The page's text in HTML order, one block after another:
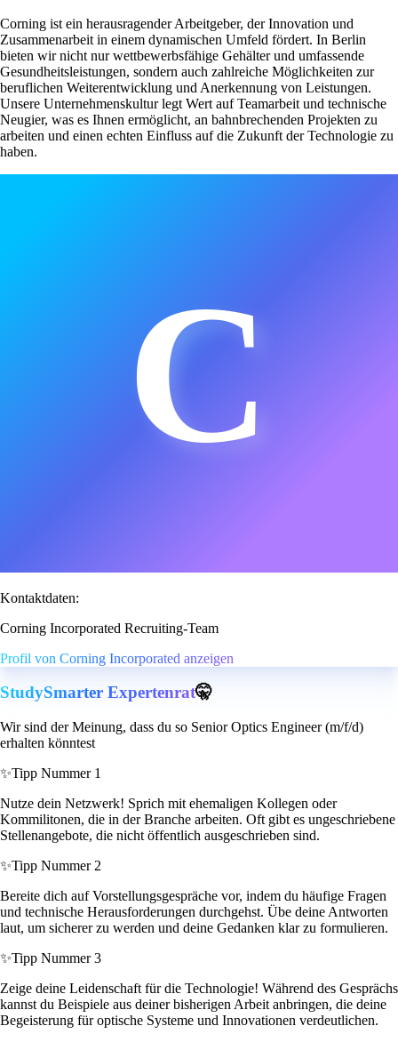
Corning ist ein herausragender Arbeitgeber, der Innovation und
Zusammenarbeit in einem dynamischen Umfeld fördert. In Berlin
bieten wir nicht nur wettbewerbsfähige Gehälter und umfassende
Gesundheitsleistungen, sondern auch zahlreiche Möglichkeiten zur
beruflichen Weiterentwicklung und Anerkennung von Leistungen.
Unsere Unternehmenskultur legt Wert auf Teamarbeit und technische
Neugier, was es Ihnen ermöglicht, an bahnbrechenden Projekten zu
arbeiten und einen echten Einfluss auf die Zukunft der Technologie zu
haben.
C
Kontaktdaten:
Corning Incorporated Recruiting-Team
Profil von Corning Incorporated anzeigen
StudySmarter Expertenrat🤫
Wir sind der Meinung, dass du so Senior Optics Engineer (m/f/d)
erhalten könntest
✨Tipp Nummer 1
Nutze dein Netzwerk! Sprich mit ehemaligen Kollegen oder
Kommilitonen, die in der Branche arbeiten. Oft gibt es ungeschriebene
Stellenangebote, die nicht öffentlich ausgeschrieben sind.
✨Tipp Nummer 2
Bereite dich auf Vorstellungsgespräche vor, indem du häufige Fragen
und technische Herausforderungen durchgehst. Übe deine Antworten
laut, um sicherer zu werden und deine Gedanken klar zu formulieren.
✨Tipp Nummer 3
Zeige deine Leidenschaft für die Technologie! Während des Gesprächs
kannst du Beispiele aus deiner bisherigen Arbeit anbringen, die deine
Begeisterung für optische Systeme und Innovationen verdeutlichen.